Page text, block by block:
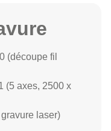
(découpe fil
(5 axes, 2500 x
laser)